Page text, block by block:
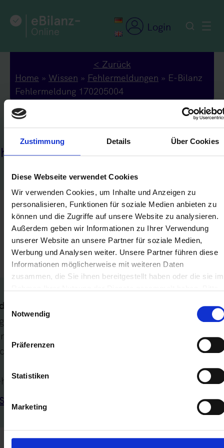
Zustimmung Details Über Cookies
Diese Webseite verwendet Cookies
Wir verwenden Cookies, um Inhalte und Anzeigen zu
personalisieren, Funktionen für soziale Medien anbieten zu
können und die Zugriffe auf unsere Website zu analysieren.
Außerdem geben wir Informationen zu Ihrer Verwendung
unserer Website an unsere Partner für soziale Medien,
Werbung und Analysen weiter. Unsere Partner führen diese
Informationen möglicherweise mit weiteren Daten
zusammen, die Sie ihnen bereitgestellt haben oder die sie im
Einwilligungsauswahl
Notwendig
Präferenzen
Statistiken
Marketing
Inhalt
springen
Login
< Zurück
Home » Wissen » Fehlermeldungen » E-Bilanz
Fehlermeldung 170205004
170205004
Die Angabe der steuerlichen W-IdNr. des
Unternehmens ist unzulässig.
Relevante Abschnitte im Technischen Leitfaden:
– Tz. B.14.8
zur Position
nicht zulässig.
zu:
W-IdNr.